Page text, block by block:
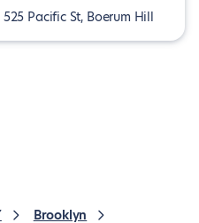
Pacific St, Boerum Hill
Brooklyn